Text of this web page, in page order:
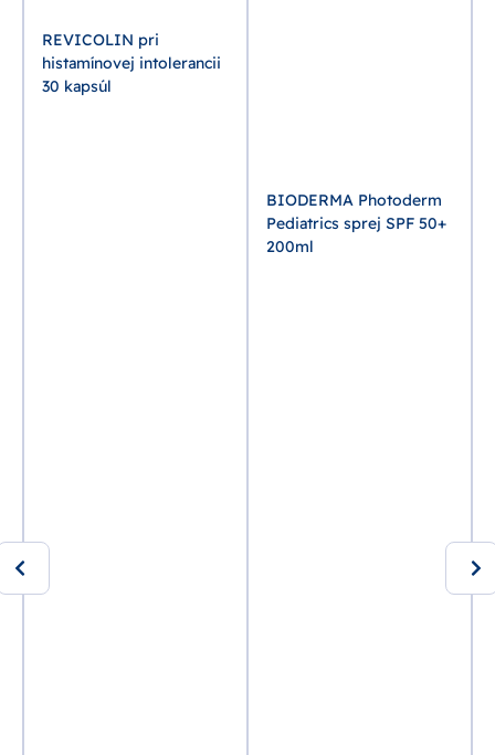
REVICOLIN pri
histamínovej intolerancii
30 kapsúl
BIODERMA Photoderm
Pediatrics sprej SPF 50+
200ml